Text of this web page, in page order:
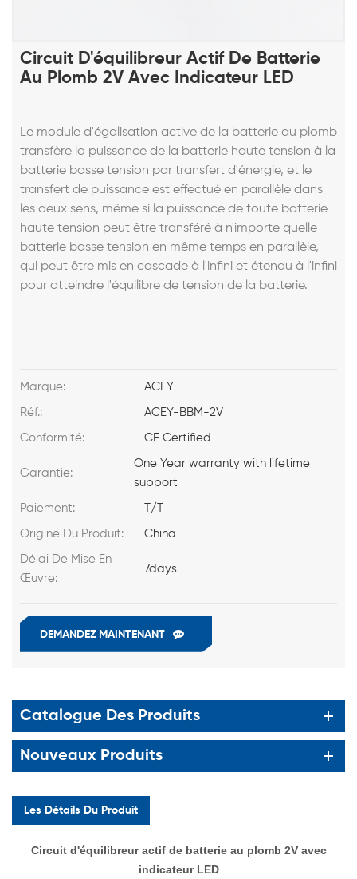
Circuit D'équilibreur Actif De Batterie
Au Plomb 2V Avec Indicateur LED
Le module d'égalisation active de la batterie au plomb
transfère la puissance de la batterie haute tension à la
batterie basse tension par transfert d'énergie, et le
transfert de puissance est effectué en parallèle dans
les deux sens, même si la puissance de toute batterie
haute tension peut être transféré à n'importe quelle
batterie basse tension en même temps en parallèle,
qui peut être mis en cascade à l'infini et étendu à l'infini
pour atteindre l'équilibre de tension de la batterie.
Marque: ACEY
Réf.: ACEY-BBM-2V
Conformité: CE Certified
Garantie:
One Year warranty with lifetime
support
Paiement: T/T
Origine Du Produit: China
Délai De Mise En
Œuvre:
7days
DEMANDEZ MAINTENANT
Catalogue Des Produits
Nouveaux Produits
Les Détails Du Produit
Circuit d'équilibreur actif de batterie au plomb 2V avec
indicateur LED